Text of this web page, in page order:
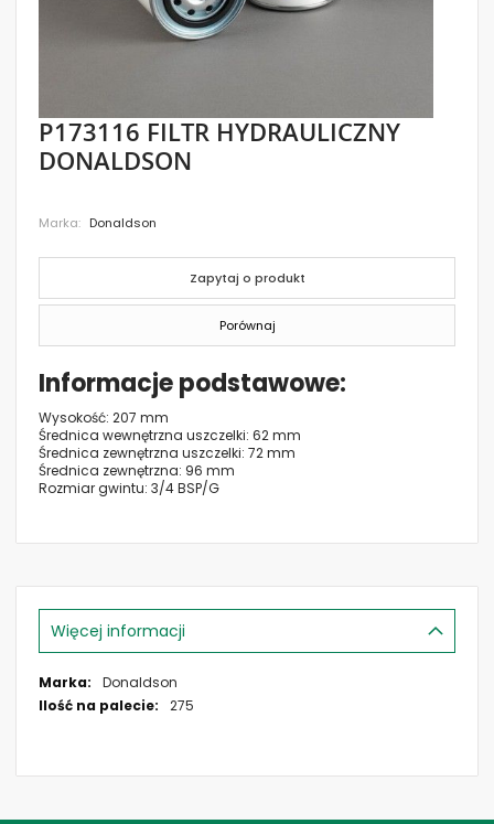
Skip
to
the
images
P173116 FILTR HYDRAULICZNY
DONALDSON
Marka Donaldson
Informacje podstawowe
Wysokość: 207 mm
Średnica wewnętrzna uszczelki: 62 mm
Średnica zewnętrzna uszczelki: 72 mm
Średnica zewnętrzna: 96 mm
Rozmiar gwintu: 3/4 BSP/G
Zapytaj o produkt
Porównaj
Więcej informacji
Więcej
informacji
Donaldson
275